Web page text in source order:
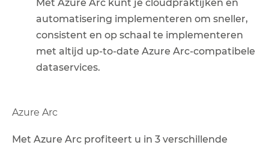
Met Azure Arc kunt je cloudpraktijken en
automatisering implementeren om sneller,
consistent en op schaal te implementeren
met altijd up-to-date Azure Arc-compatibele
dataservices.
Azure Arc
Met Azure Arc profiteert u in 3 verschillende